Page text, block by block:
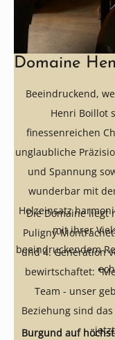
Domaine
Beeindruckend,
Henri Boillot
finessenreichen
unglaubliche
und Spannung
wunderbar mit
Holzeinsatz
mit ihrer
beeindruckendem
Die Domaine liegt
Puligny-
und 4. Generation
bewirtschaftet:
Team - unser gebündeltes Wissen und unsere enge
Beziehung sind
Burgund auf